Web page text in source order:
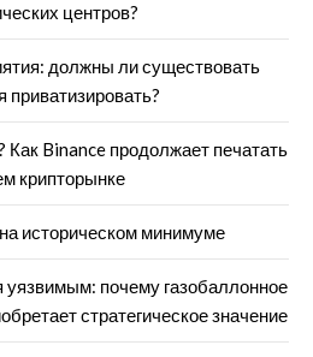
центров?
должны ли существовать
приватизировать?
Как Binance продолжает печатать
крипторынке
историческом минимуме
уязвимым: почему газобаллонное
стратегическое значение